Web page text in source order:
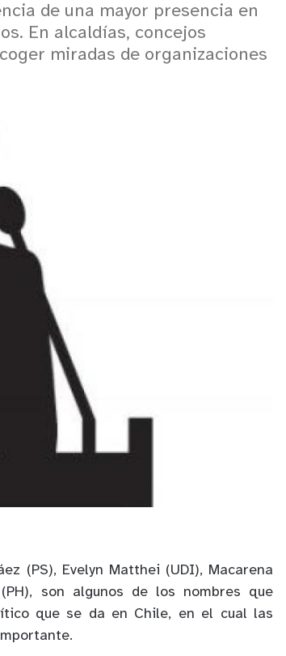
de una mayor presencia en
En alcaldías, concejos
miradas de organizaciones
(PS), Evelyn Matthei (UDI), Macarena
son algunos de los nombres que
que se da en Chile, en el cual las